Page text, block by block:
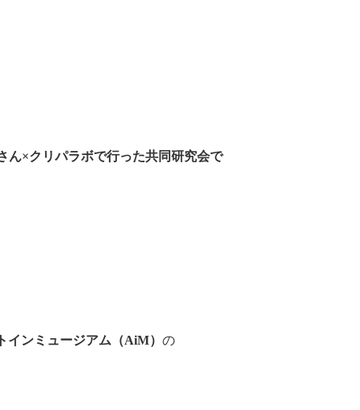
ん×クリパラボで行った共同研究会で
ンミュージアム（AiM） の